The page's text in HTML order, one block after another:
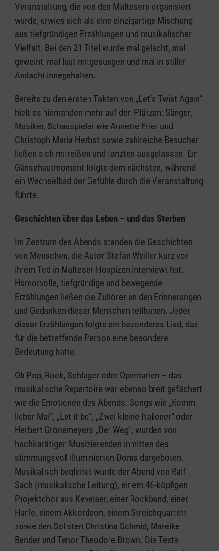
Veranstaltung, die von den Maltesern organisiert
wurde, erwies sich als eine einzigartige Mischung
aus tiefgründigen Erzählungen und musikalischer
Vielfalt. Bei den 21 Titel wurde mal gelacht, mal
geweint, mal laut mitgesungen und mal in stiller
Andacht innegehalten.
Bereits zu den ersten Takten von „Let’s Twist Again“
hielt es niemanden mehr auf den Plätzen: Sänger,
Musiker, Schauspieler wie Annette Frier und
Christoph Maria Herbst sowie zahlreiche Besucher
ließen sich mitreißen und tanzten ausgelassen. Ein
Gänsehautmoment folgte dem nächsten, während
ein Wechselbad der Gefühle durch die Veranstaltung
führte.
Geschichten über das Leben – und das Sterben
Im Zentrum des Abends standen die Geschichten
von Menschen, die Autor Stefan Weiller kurz vor
ihrem Tod in Malteser-Hospizen interviewt hat.
Humorvolle, tiefgründige und bewegende
Erzählungen ließen die Zuhörer an den Erinnerungen
und Gedanken dieser Menschen teilhaben. Jeder
dieser Erzählungen folgte ein besonderes Lied, das
für die betreffende Person eine besondere
Bedeutung hatte.
Ob Pop, Rock, Schlager oder Opernarien – das
musikalische Repertoire war ebenso breit gefächert
wie die Emotionen des Abends. Songs wie „Komm
lieber Mai“, „Let it be“, „Zwei kleine Italiener“ oder
Herbert Grönemeyers „Der Weg“, wurden von
hochkarätigen Musizierenden inmitten des
stimmungsvoll illuminierten Doms dargeboten.
Musikalisch begleitet wurde der Abend von Ralf
Sach (musikalische Leitung), einem 46-köpfigen
Projektchor aus Kevelaer, einer Rockband, einer
Harfe, einem Akkordeon, einem Streichquartett
sowie den Solisten Christina Schmid, Mareike
Bender und Tenor Theodore Brown. Die Texte